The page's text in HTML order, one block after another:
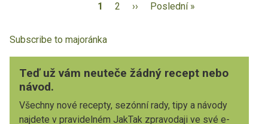
1 2 ›› Poslední »
Subscribe to majoránka
Teď už vám neuteče žádný recept nebo
návod.
Všechny nové recepty, sezónní rady, tipy a návody
najdete v pravidelném JakTak zpravodaji ve své e-